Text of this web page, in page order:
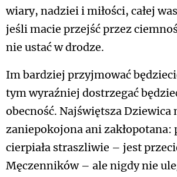
wiary, nadziei i miłości, całej
jeśli macie przejść przez
nie ustać w drodze.
Im bardziej przyjmować
tym wyraźniej dostrzegać
obecność. Najświętsza Dziewica
zaniepokojona ani zakłopotana:
cierpiała straszliwie – jest
Męczenników – ale nigdy nie